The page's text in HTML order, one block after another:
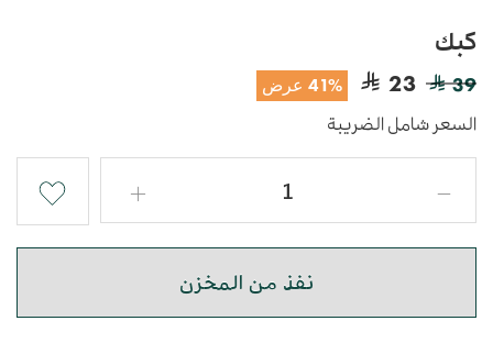
كبك
39
23 41% عرض
السعر شامل الضريبة
نفذ من المخزن